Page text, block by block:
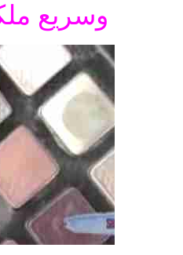
وسريع